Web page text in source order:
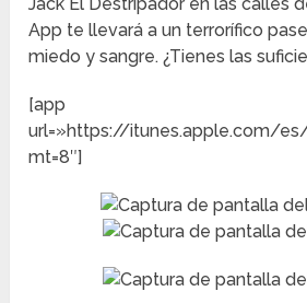
App te llevará a un terrorífico
miedo y sangre. ¿Tienes las
[app
url=»https://itunes.apple.com/
mt=8″]